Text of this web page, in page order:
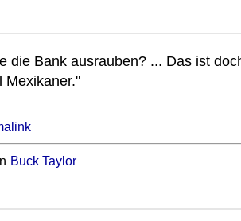
die Bank ausrauben? ... Das ist
Mexikaner."
Buck Taylor